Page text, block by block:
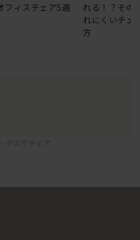
フィスチェア5選
れる！？その
れにくいチェ
方
デスクチェア